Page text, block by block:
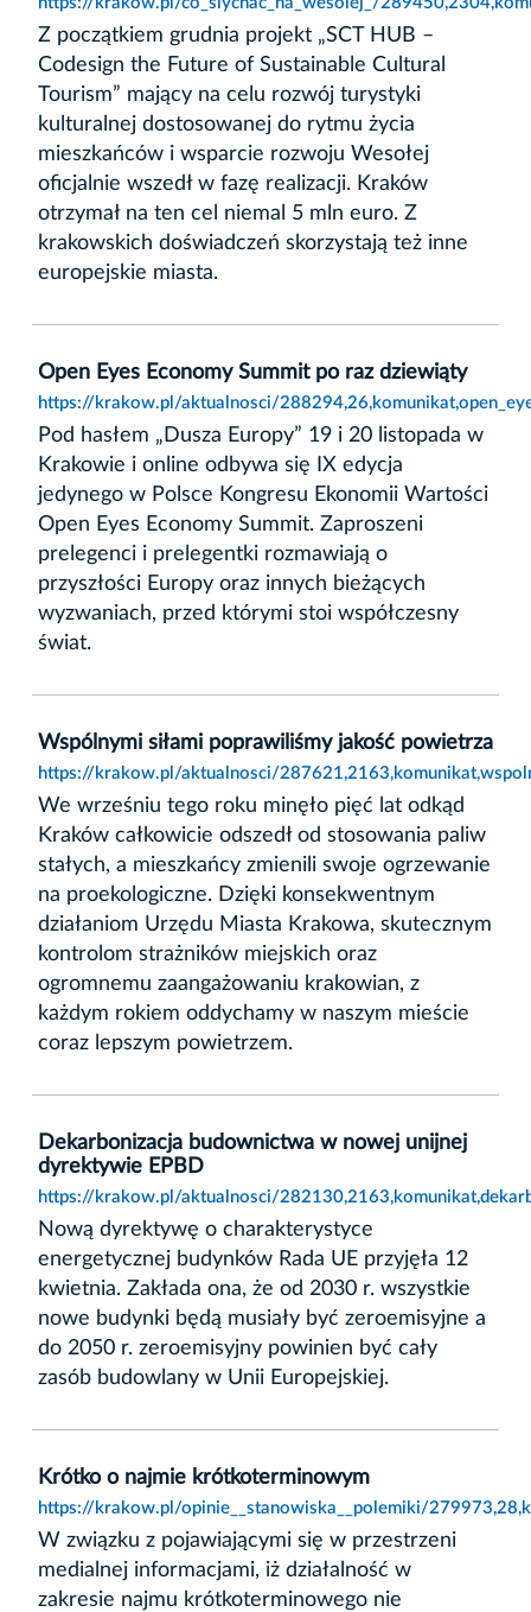
Z początkiem grudnia projekt „SCT HUB –
Codesign the Future of Sustainable Cultural
Tourism” mający na celu rozwój turystyki
kulturalnej dostosowanej do rytmu życia
mieszkańców i wsparcie rozwoju Wesołej
oficjalnie wszedł w fazę realizacji. Kraków
otrzymał na ten cel niemal 5 mln euro. Z
krakowskich doświadczeń skorzystają też inne
europejskie miasta.
Open Eyes Economy Summit po raz dziewiąty
https://krakow.pl/aktualnosci/
Pod hasłem „Dusza Europy” 19 i 20 listopada w
Krakowie i online odbywa się IX edycja
jedynego w Polsce Kongresu Ekonomii Wartości
Open Eyes Economy Summit. Zaproszeni
prelegenci i prelegentki rozmawiają o
przyszłości Europy oraz innych bieżących
wyzwaniach, przed którymi stoi współczesny
świat.
Wspólnymi siłami poprawiliśmy jakość powietrza
https://krakow.pl/aktualnosci/
We wrześniu tego roku minęło pięć lat odkąd
Kraków całkowicie odszedł od stosowania paliw
stałych, a mieszkańcy zmienili swoje ogrzewanie
na proekologiczne. Dzięki konsekwentnym
działaniom Urzędu Miasta Krakowa, skutecznym
kontrolom strażników miejskich oraz
ogromnemu zaangażowaniu krakowian, z
każdym rokiem oddychamy w naszym mieście
coraz lepszym powietrzem.
Dekarbonizacja budownictwa w nowej unijnej
dyrektywie EPBD
https://krakow.pl/aktualnosci/
Nową dyrektywę o charakterystyce
energetycznej budynków Rada UE przyjęła 12
kwietnia. Zakłada ona, że od 2030 r. wszystkie
nowe budynki będą musiały być zeroemisyjne a
do 2050 r. zeroemisyjny powinien być cały
zasób budowlany w Unii Europejskiej.
Krótko o najmie krótkoterminowym
https://krakow.pl/opinie__stanowiska__polemiki/
W związku z pojawiającymi się w przestrzeni
medialnej informacjami, iż działalność w
zakresie najmu krótkoterminowego nie